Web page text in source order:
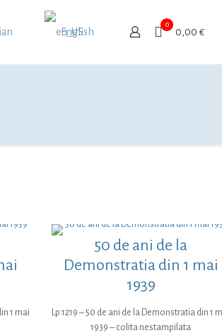
English
0
0,00 €
1 mai
50 de ani de la
Demonstratia din 1 mai
1939
Lp.1219 – 50 de ani de la Demonstratia din 1
1939 – colita nestampilata